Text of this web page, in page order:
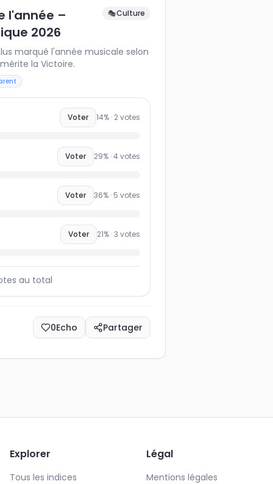
l'année –
2026
🎭Culture
marqué l'année musicale selon
la Victoire.
Voter 14% · 2votes
Voter 29% ·4votes
Voter 36% · 5 votes
Voter 21% ·3 votes
au total
0Echo Partager
Explorer
Tous les indices
Légal
Mentions légales